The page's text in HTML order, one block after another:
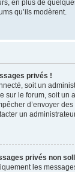
en plus de
qu’ils modèrent.
privés !
soit un
sur le forum, soit un
d’envoyer
un
privés non
les